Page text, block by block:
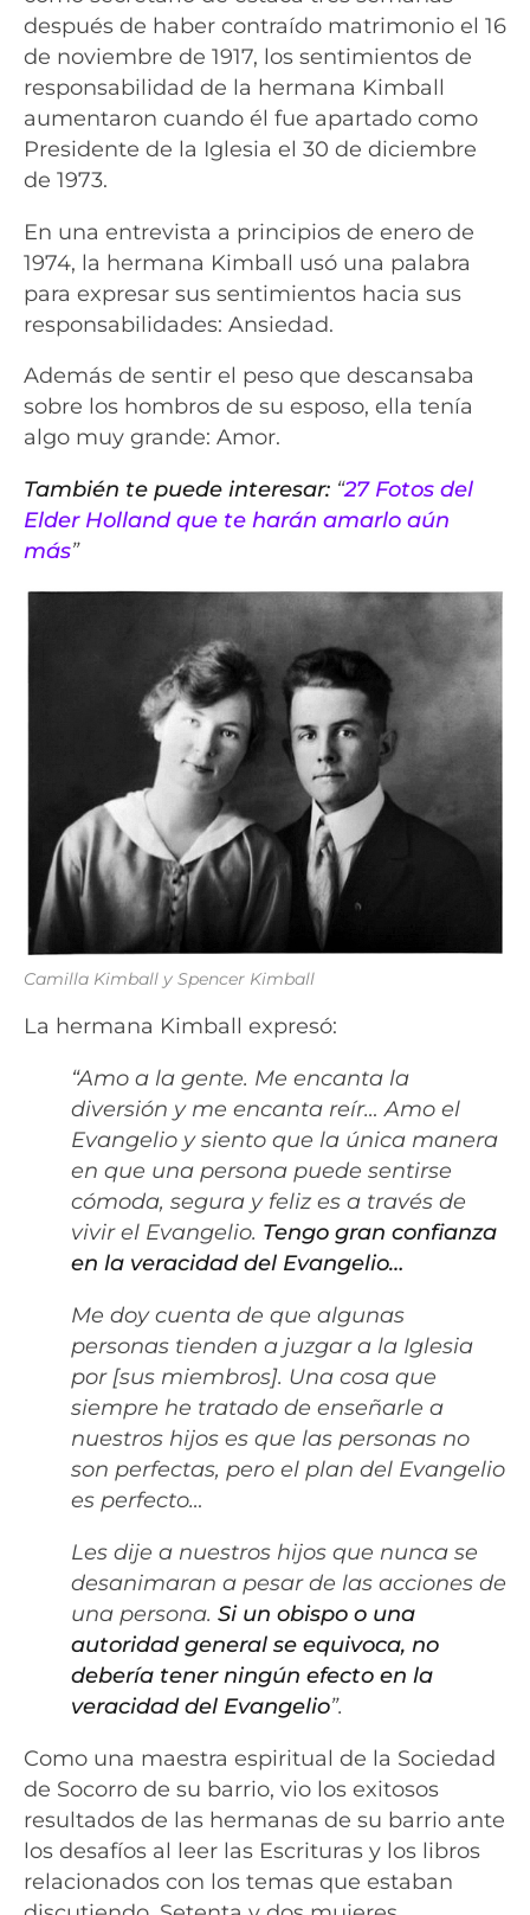
después de haber contraído matrimonio el 16
de noviembre de 1917, los sentimientos de
responsabilidad de la hermana Kimball
aumentaron cuando él fue apartado como
Presidente de la Iglesia el 30 de diciembre
de 1973.
En una entrevista a principios de enero de
1974, la hermana Kimball usó una palabra
para expresar sus sentimientos hacia sus
responsabilidades: Ansiedad.
Además de sentir el peso que descansaba
sobre los hombros de su esposo, ella tenía
algo muy grande: Amor.
También te puede interesar: “27 Fotos del
Elder Holland que te harán amarlo aún
más”
Camilla Kimball y Spencer Kimball
La hermana Kimball expresó:
“Amo a la gente. Me encanta la
diversión y me encanta reír… Amo el
Evangelio y siento que la única manera
en que una persona puede sentirse
cómoda, segura y feliz es a través de
vivir el Evangelio. Tengo gran confianza
en la veracidad del Evangelio…
Me doy cuenta de que algunas
personas tienden a juzgar a la Iglesia
por [sus miembros]. Una cosa que
siempre he tratado de enseñarle a
nuestros hijos es que las personas no
son perfectas, pero el plan del Evangelio
es perfecto…
Les dije a nuestros hijos que nunca se
desanimaran a pesar de las acciones de
una persona. Si un obispo o una
autoridad general se equivoca, no
debería tener ningún efecto en la
veracidad del Evangelio”.
Como una maestra espiritual de la Sociedad
de Socorro de su barrio, vio los exitosos
resultados de las hermanas de su barrio ante
los desafíos al leer las Escrituras y los libros
relacionados con los temas que estaban